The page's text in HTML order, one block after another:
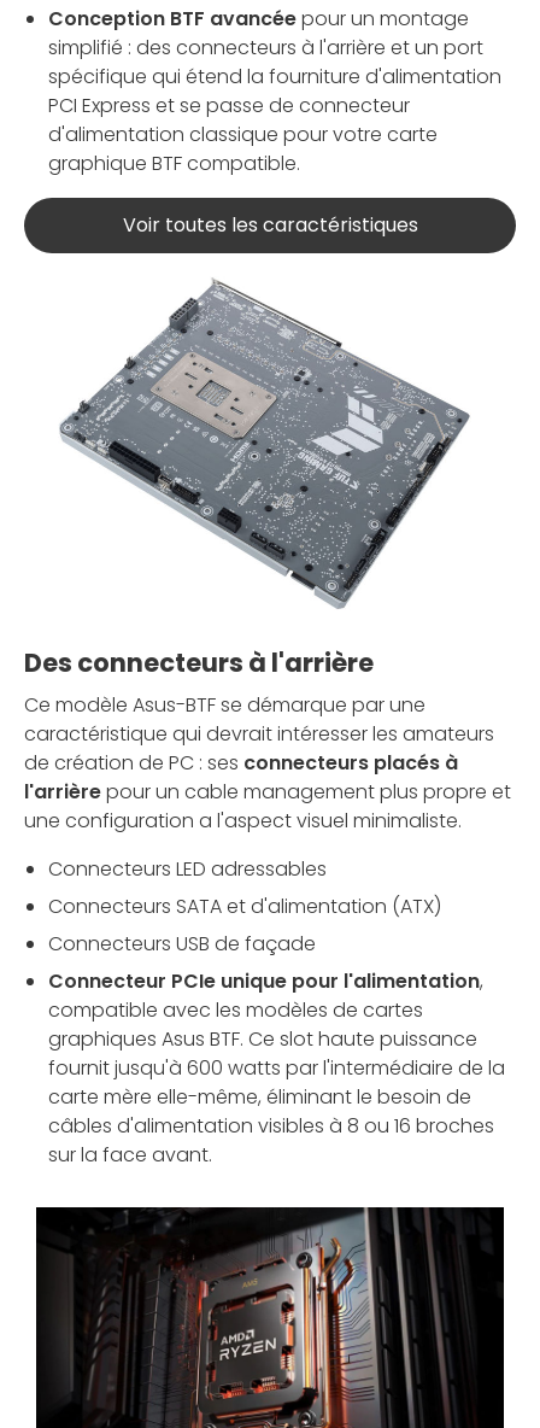
Conception BTF avancéepour un montage
simplifié : des connecteurs à l'arrière et un port
spécifique qui étend la fourniture d'alimentation
PCI Express et se passe de connecteur
d'alimentation classique pour votre carte
graphique BTF compatible.
Voir toutes les caractéristiques
Des connecteurs à l'arrière
Ce modèle Asus-BTF se démarque par une
caractéristique qui devrait intéresser les amateurs
de création de PC : ses connecteurs placés à
l'arrièrepour un cable management plus propre et
une configuration a l'aspect visuel minimaliste.
Connecteurs LED adressables
Connecteurs SATA et d'alimentation (ATX)
Connecteurs USB de façade
Connecteur PCIe unique pour l'alimentation,
compatible avec les modèles de cartes
graphiques Asus BTF. Ce slot haute puissance
fournit jusqu'à 600 watts par l'intermédiaire de la
carte mère elle-même, éliminant le besoin de
câbles d'alimentation visibles à 8 ou 16 broches
sur la face avant.